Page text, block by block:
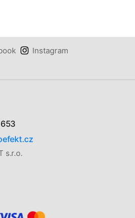
Instagram
s.r.o.